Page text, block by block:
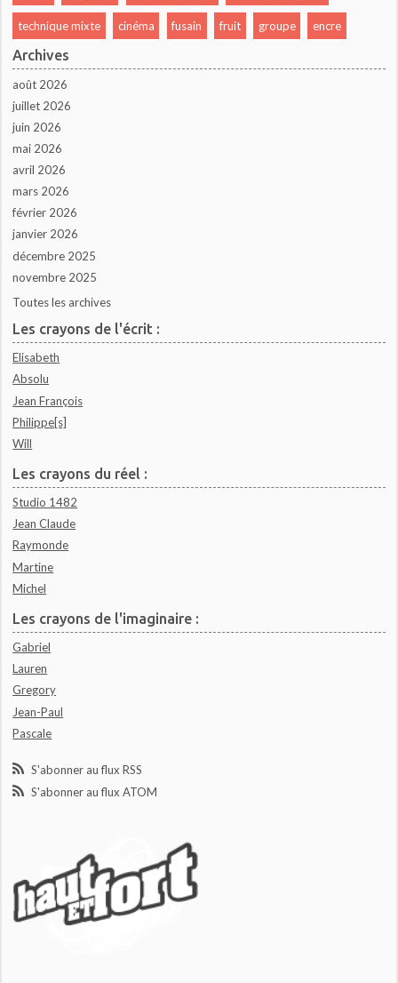
technique mixte cinéma fusain fruit groupe encre
Archives
août 2026
juillet 2026
juin 2026
mai 2026
avril 2026
mars 2026
février 2026
janvier 2026
décembre 2025
novembre 2025
Toutes les archives
Les crayons de l'écrit :
Elisabeth
Absolu
Jean François
Philippe[s]
Will
Les crayons du réel :
Studio 1482
Jean Claude
Raymonde
Martine
Michel
Les crayons de l'imaginaire :
Gabriel
Lauren
Gregory
Jean-Paul
Pascale
S'abonner au flux RSS
S'abonner au flux ATOM